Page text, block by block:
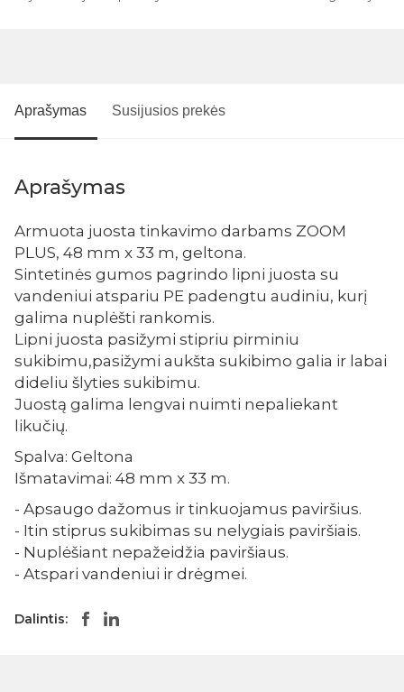
Aprašymas Susijusios prekės
Aprašymas
Armuota juosta tinkavimo darbams ZOOM
PLUS, 48 mm x 33 m, geltona.
Sintetinės gumos pagrindo lipni juosta su
vandeniui atspariu PE padengtu audiniu, kurį
galima nuplėšti rankomis.
Lipni juosta pasižymi stipriu pirminiu
sukibimu,pasižymi aukšta sukibimo galia ir labai
dideliu šlyties sukibimu.
Juostą galima lengvai nuimti nepaliekant
likučių.
Spalva: Geltona
Išmatavimai: 48 mm x 33 m.
- Apsaugo dažomus ir tinkuojamus paviršius.
- Itin stiprus sukibimas su nelygiais paviršiais.
- Nuplėšiant nepažeidžia paviršiaus.
- Atspari vandeniui ir drėgmei.
Dalintis: